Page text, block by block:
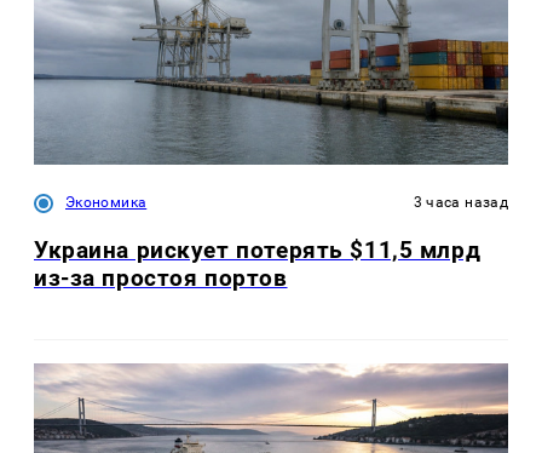
Экономика 3 часа назад
Украина рискует потерять $11,5 млрд
из-за простоя портов